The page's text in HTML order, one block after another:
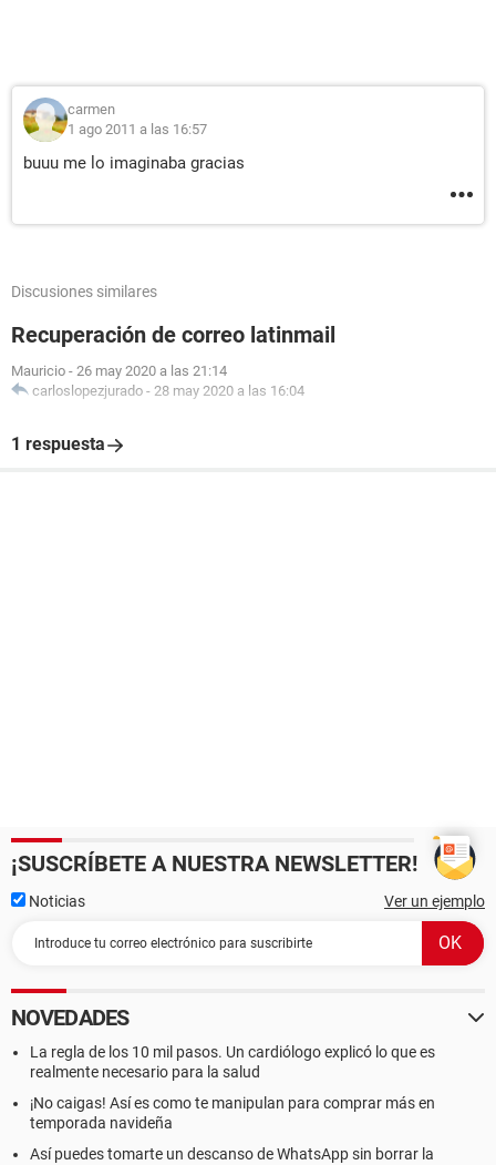
carmen
1 ago 2011 a las 16:57
buuu me lo imaginaba gracias
Discusiones similares
Recuperación de correo latinmail
Mauricio - 26 may 2020 a las 21:14
carloslopezjurado - 28 may 2020 a las 16:04
1 respuesta
¡SUSCRÍBETE A NUESTRA NEWSLETTER!
Noticias Ver un ejemplo
NOVEDADES
La regla de los 10 mil pasos. Un cardiólogo explicó lo que es
realmente necesario para la salud
¡No caigas! Así es como te manipulan para comprar más en
temporada navideña
Así puedes tomarte un descanso de WhatsApp sin borrar la